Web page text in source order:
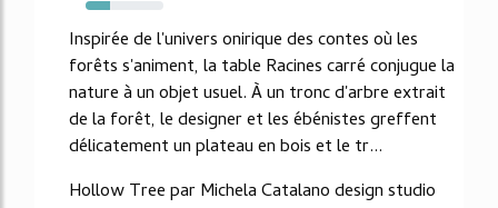
32%
Inspirée de l'univers onirique des contes où les
forêts s'animent, la table Racines carré conjugue la
nature à un objet usuel. À un tronc d'arbre extrait
de la forêt, le designer et les ébénistes greffent
délicatement un plateau en bois et le tr...
Hollow Tree par Michela Catalano design studio